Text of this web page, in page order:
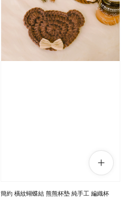
簡約 橫紋蝴蝶結 熊熊杯墊 純手工 編織杯